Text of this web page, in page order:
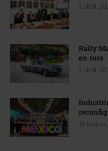
1 abril,
Rally
en ruta
1 abril,
31